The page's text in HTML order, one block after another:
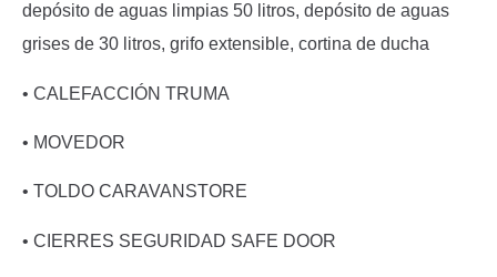
depósito de aguas limpias 50 litros, depósito de aguas
grises de 30 litros, grifo extensible, cortina de ducha
• CALEFACCIÓN TRUMA
• MOVEDOR
• TOLDO CARAVANSTORE
• CIERRES SEGURIDAD SAFE DOOR